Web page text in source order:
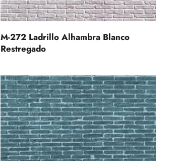
M-272 Ladrillo Alhambra Blanco
Restregado